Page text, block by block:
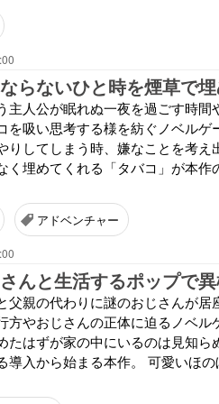
らないひと時を煙草で
主人公が眠れぬ一夜を過ごす時
を吸い思考する様を紡ぐノベル
りしてしまう時、嫌なことを考
く埋めてくれる「タバコ」が本
アドベンチャー
んと生活するポップで
父親の代わりに謎のおじさんが
方やおじさんの正体に迫るノベ
たはずが家の中にいるのは見知
導入から始まる本作。 可愛いほ